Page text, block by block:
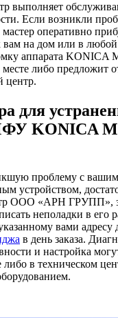
выполняет
Если возникли
оперативно
вам на дом или в
аппарата KONICA
месте либо предложит
центр.
для
KONICA
проблему с вашим
устройством,
ООО «АРН ГРУПП»,
неполадки в его
вами адресу
в день заказа.
и настройка
в техническом